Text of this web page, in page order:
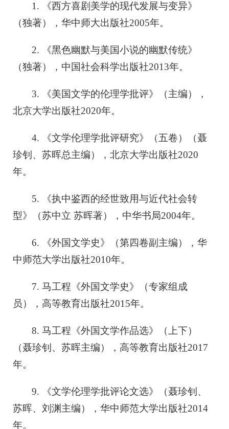
1. 《西方喜剧美学的现代发展与变异》
（独著），华中师大出版社2005年。
2. 《黑色幽默与美国小说的幽默传统》
（独著），中国社会科学出版社2013年。
3. 《美国文学的伦理学批评》（主编），
北京大学出版社2020年。
4. 《文学伦理学批评研究》（五卷）（聂
珍钊、苏晖总主编），北京大学出版社2020
年。
5. 《执中鉴西的经世致用与近代社会转
型》（苏中立 苏晖著），中华书局2004年。
6. 《外国文学史》（第四卷副主编），华
中师范大学出版社2010年。
7. 马工程《外国文学史》（专家组成
员），高等教育出版社2015年。
8. 马工程《外国文学作品选》（上下）
（聂珍钊、苏晖主编），高等教育出版社2017
年。
9. 《文学伦理学批评论文选》（聂珍钊、
苏晖、刘渊主编），华中师范大学出版社2014
年。